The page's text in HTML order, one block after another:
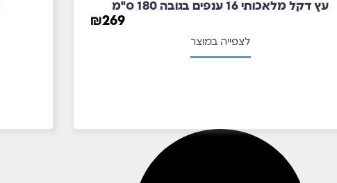
עץ דקל מלאכותי 16 ענפים בגובה 180 ס"מ
₪269
לצפייה במוצר